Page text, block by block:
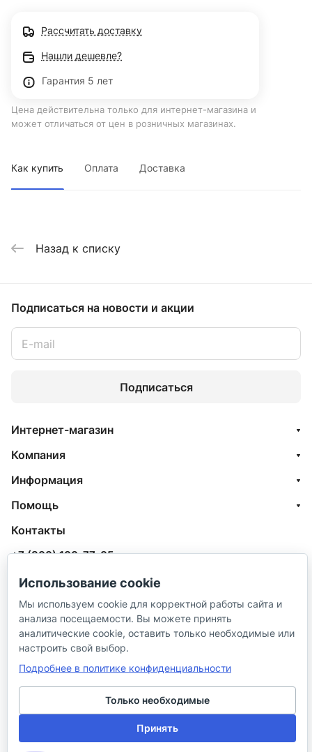
Рассчитать доставку
Нашли дешевле?
Гарантия 5 лет
Цена действительна только для интернет-магазина и
может отличаться от цен в розничных магазинах.
Как купить Оплата Доставка
Назад к списку
Подписаться на новости и акции
Подписаться
Интернет-магазин
Компания
Информация
Помощь
Контакты
+7 (800) 100-77-05
info@aquatehnik.com
г. Краснодар (Центр),
ул. Чкалова, 167
© 2026 ИП Сибирцев И. В.
Использование cookie
Мы используем cookie для корректной работы сайта и
анализа посещаемости. Вы можете принять
аналитические cookie, оставить только необходимые или
настроить свой выбор.
Подробнее в политике конфиденциальности
Только необходимые
Принять